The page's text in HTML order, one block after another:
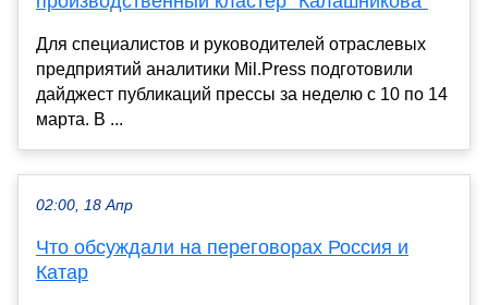
Для специалистов и руководителей отраслевых
предприятий аналитики Mil.Press подготовили
дайджест публикаций прессы за неделю с 10 по 14
марта. В ...
02:00, 18 Апр
Что обсуждали на переговорах Россия и
Катар